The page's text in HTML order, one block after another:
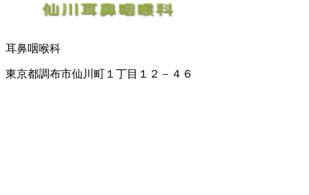
耳鼻咽喉科
東京都調布市仙川町１丁目１２－４６